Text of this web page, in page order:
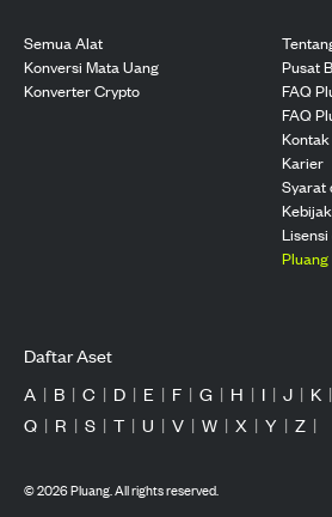
Semua Alat
Konversi Mata Uang
Konverter Crypto
Pusat
FAQ
FAQ
Karier
Syarat
Daftar Aset
A | B | C | D | E | F | G | H | I | J | K |
Q | R | S | T | U | V | W | X | Y | Z |
©2026Pluang. All rights reserved.